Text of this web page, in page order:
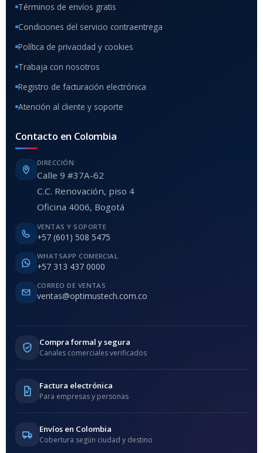
Términos de envíos gratis
Condiciones del servicio contraentrega
Política de privacidad y cookies
Trabaja con nosotros
Registro de facturación electrónica
Atención al cliente y soporte
Contacto en Colombia
DIRECCIÓN
Calle 9 #37A-62
C.C. Renovación, piso 4
Oficina 4006, Bogotá
VENTAS Y SOPORTE
+57 (601) 508 5475
WHATSAPP COMERCIAL
+57 313 437 0000
CORREO DE VENTAS
ventas@optimustech.com.co
Compra formal y segura
Canales comerciales verificados
Factura electrónica
Para empresas y personas
Envíos en Colombia
Cobertura según ciudad y destino